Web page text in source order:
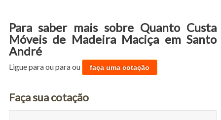
Para saber mais sobre Quanto Custa
Móveis de Madeira Maciça em Santo
André
Ligue paraou paraou faça uma cotação
Faça sua cotação